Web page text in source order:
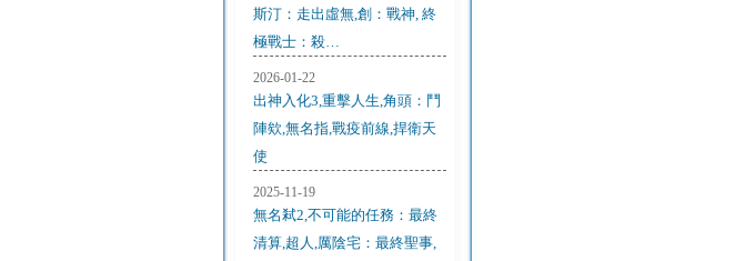
斯汀：走出虛無,創：戰神, 終
極戰士：殺…
2026-01-22
出神入化3,重擊人生,角頭：鬥
陣欸,無名指,戰疫前線,捍衛天
使
2025-11-19
無名弒2,不可能的任務：最終
清算,超人,厲陰宅：最終聖事,